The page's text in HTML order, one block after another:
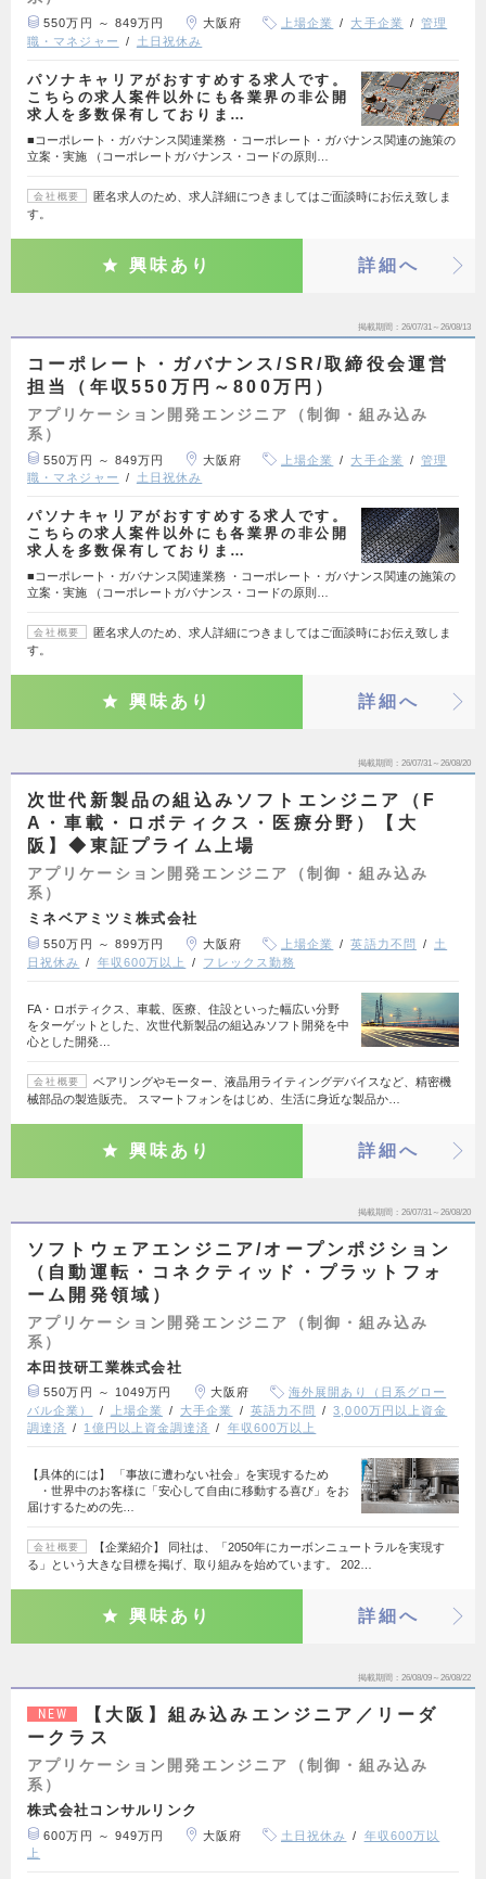
550万円 ～ 849万円 大阪府 上場企業 大手企業
管理
職・マネジャー
土日祝休み
パソナキャリアがおすすめする求人です。
こちらの求人案件以外にも各業界の非公開
求人を多数保有しておりま…
■コーポレート・ガバナンス関連業務 ・コーポレート・ガバナンス関連の施策の
立案・実施 （コーポレートガバナンス・コードの原則…
会社概要
匿名求人のため、求人詳細につきましてはご面談時にお伝え致しま
す。
興味あり 詳細へ
掲載期間 26/07/31～26/08/13
コーポレート・ガバナンス/SR/取締役会運営
担当（年収550万円～800万円）
アプリケーション開発エンジニア（制御・組み込み
系）
550万円 ～ 849万円 大阪府 上場企業 大手企業
管理
職・マネジャー
土日祝休み
パソナキャリアがおすすめする求人です。
こちらの求人案件以外にも各業界の非公開
求人を多数保有しておりま…
■コーポレート・ガバナンス関連業務 ・コーポレート・ガバナンス関連の施策の
立案・実施 （コーポレートガバナンス・コードの原則…
会社概要
匿名求人のため、求人詳細につきましてはご面談時にお伝え致しま
す。
興味あり 詳細へ
掲載期間 26/07/31～26/08/20
次世代新製品の組込みソフトエンジニア（F
A・車載・ロボティクス・医療分野）【大
阪】◆東証プライム上場
アプリケーション開発エンジニア（制御・組み込み
系）
ミネベアミツミ株式会社
550万円 ～ 899万円 大阪府 上場企業 英語力不問
土
日祝休み
年収600万以上 フレックス勤務
FA・ロボティクス、車載、医療、住設といった幅広い分野
をターゲットとした、次世代新製品の組込みソフト開発を中
心とした開発…
会社概要
ベアリングやモーター、液晶用ライティングデバイスなど、精密機
械部品の製造販売。 スマートフォンをはじめ、生活に身近な製品か…
興味あり 詳細へ
掲載期間 26/07/31～26/08/20
ソフトウェアエンジニア/オープンポジション
（自動運転・コネクティッド・プラットフォ
ーム開発領域）
アプリケーション開発エンジニア（制御・組み込み
系）
本田技研工業株式会社
550万円 ～ 1049万円 大阪府
海外展開あり（日系グロー
バル企業）
上場企業 大手企業 英語力不問
3,000万円以上資金
調達済
1億円以上資金調達済 年収600万以上
【具体的には】 「事故に遭わない社会」を実現するため
・世界中のお客様に「安心して自由に移動する喜び」をお
届けするための先…
会社概要
【企業紹介】 同社は、「2050年にカーボンニュートラルを実現す
る」という大きな目標を掲げ、取り組みを始めています。 202…
興味あり 詳細へ
掲載期間 26/08/09～26/08/22
NEW
【大阪】組み込みエンジニア／リーダ
ークラス
アプリケーション開発エンジニア（制御・組み込み
系）
株式会社コンサルリンク
600万円 ～ 949万円 大阪府 土日祝休み
年収600万以
上